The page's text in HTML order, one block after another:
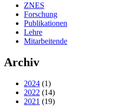
ZNES
Forschung
Publikationen
Lehre
Mitarbeitende
Archiv
2024 (1)
2022 (14)
2021 (19)